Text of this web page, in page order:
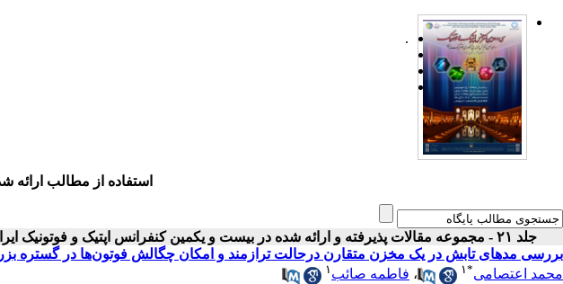
.
استفاده از مطالب ارائه
جلد ۲۱ - مجموعه مقالات پذیرفته و ارائه شده در بیست و یکمین کنفرانس اپتیک و فوتونیک ایران
بررسی مدهای تابش در یک مخزن متقارن درحالت ترازمند و امکان چگالش فوتون‌ها در گستره
محمد اعتصامی*۱ ، فاطمه صائب ۱